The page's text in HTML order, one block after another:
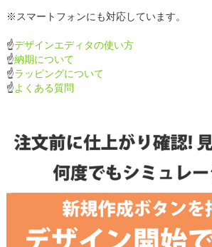
※スマートフォンにも対応しています。
☝デザインエディタの使い方
☝納期について
☝ラッピングについて
☝よくある質問